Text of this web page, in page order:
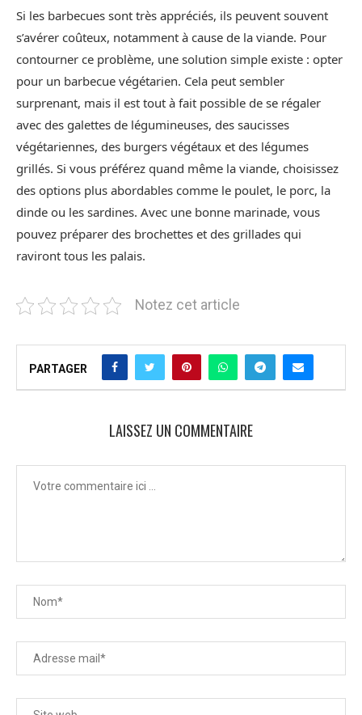
Si les barbecues sont très appréciés, ils peuvent souvent
s’avérer coûteux, notamment à cause de la viande. Pour
contourner ce problème, une solution simple existe : opter
pour un barbecue végétarien. Cela peut sembler
surprenant, mais il est tout à fait possible de se régaler
avec des galettes de légumineuses, des saucisses
végétariennes, des burgers végétaux et des légumes
grillés. Si vous préférez quand même la viande, choisissez
des options plus abordables comme le poulet, le porc, la
dinde ou les sardines. Avec une bonne marinade, vous
pouvez préparer des brochettes et des grillades qui
raviront tous les palais.
Notez cet article
PARTAGER
LAISSEZ UN COMMENTAIRE